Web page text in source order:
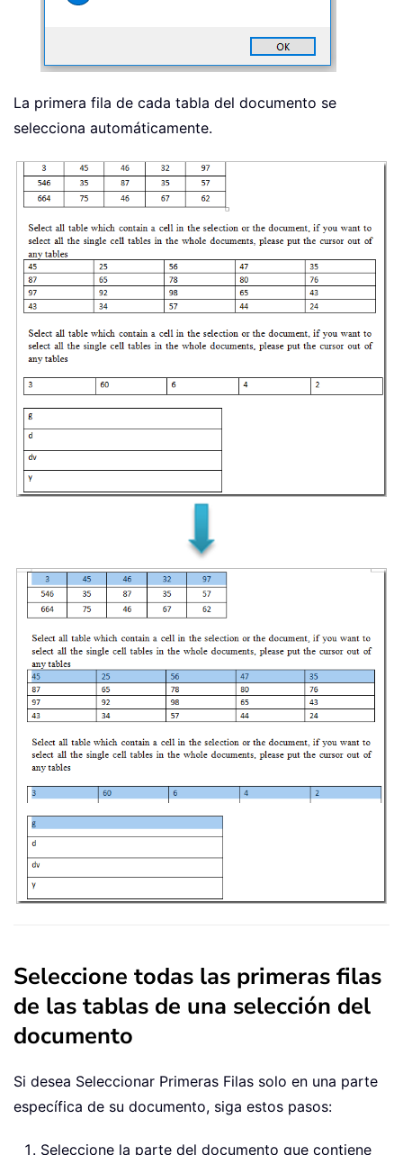
La primera fila de cada tabla del documento se
selecciona automáticamente.
Seleccione todas las primeras filas
de las tablas de una selección del
documento
Si desea Seleccionar Primeras Filas solo en una parte
específica de su documento, siga estos pasos:
Seleccione la parte del documento que contiene